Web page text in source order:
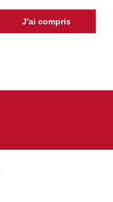
J'ai compris